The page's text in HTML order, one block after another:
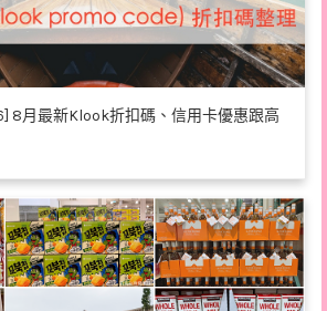
8月最新Klook折扣碼、信用卡優惠跟高